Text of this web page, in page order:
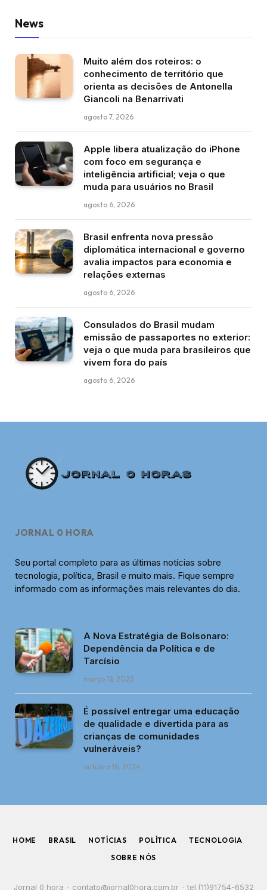
News
Muito além dos roteiros: o
conhecimento de território que
orienta as decisões de Antonella
Giancoli na Benarrivati
agosto 7, 2026
Apple libera atualização do iPhone
com foco em segurança e
inteligência artificial; veja o que
muda para usuários no Brasil
agosto 6, 2026
Brasil enfrenta nova pressão
diplomática internacional e governo
avalia impactos para economia e
relações externas
agosto 6, 2026
Consulados do Brasil mudam
emissão de passaportes no exterior:
veja o que muda para brasileiros que
vivem fora do país
agosto 6, 2026
JORNAL 0 HORA
Seu portal completo para as últimas notícias sobre
tecnologia, política, Brasil e muito mais. Fique sempre
informado com as informações mais relevantes do dia.
A Nova Estratégia de Bolsonaro:
Dependência da Política e de
Tarcísio
março 18, 2025
É possível entregar uma educação
de qualidade e divertida para as
crianças de comunidades
vulneráveis?
outubro 16, 2024
HOME BRASIL NOTÍCIAS POLÍTICA
TECNOLOGIA
SOBRE NÓS
Jornal 0 hora - contato@jornal0hora.com.br- tel.(11)91754-6532